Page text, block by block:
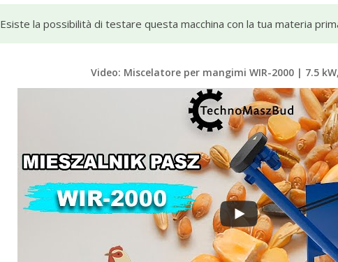
Esiste la possibilità di testare questa macchina con la tua materia
Video: Miscelatore per mangimi WIR-2000 | 7.5